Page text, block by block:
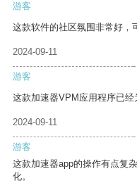
游客
这款软件的社区氛围非常好，
2024-09-11
游客
这款加速器VPM应用程序已经
2024-09-11
游客
这款加速器app的操作有点复
化。